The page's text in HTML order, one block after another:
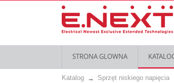
STRONA GLOWNA
Katalog Sprzęt niskiego napięcia